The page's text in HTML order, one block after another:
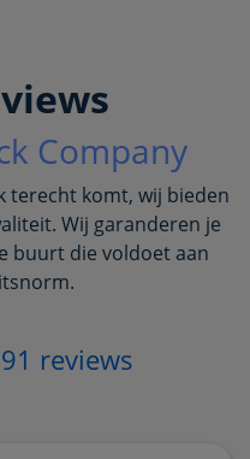
Company
terecht komt, wij bieden
Wij garanderen je
buurt die voldoet aan
reviews